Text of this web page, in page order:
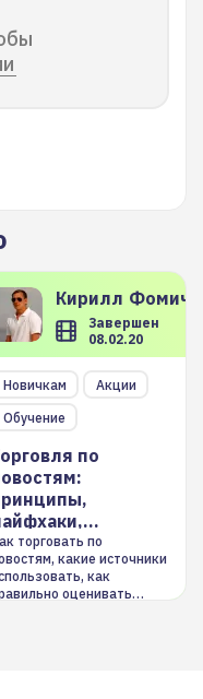
Кирилл
Завершен
08.02.20
Новичкам
Акции
Обучение
по
торговать по
какие источники
как
оценивать